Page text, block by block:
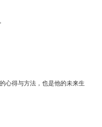
心得与方法，也是他的未来生